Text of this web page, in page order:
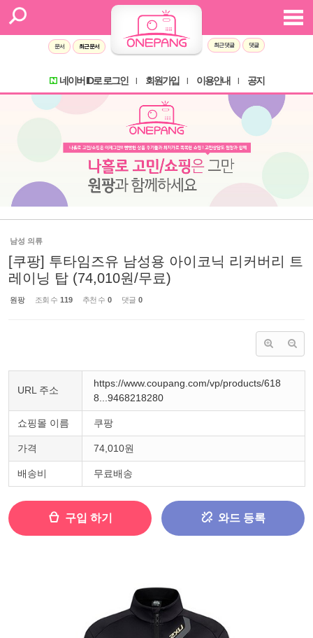
문서 최근 문서 최근 댓글 댓글
네이버 ID로 로그인 회원가입 이용안내 공지
남성 의류
[쿠팡] 투타임즈유 남성용 아이코닉 리커버리 트
레이닝 탑 (74,010원/무료)
원팡 조회 수 119 추천 수 0 댓글 0
URL 주소
https://www.coupang.com/vp/products/618
8...9468218280
쇼핑몰 이름 쿠팡
가격 74,010원
배송비 무료배송
구입 하기 와드 등록